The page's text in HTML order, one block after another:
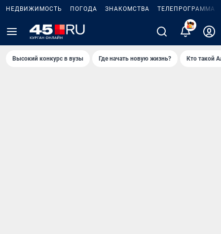
НЕДВИЖИМОСТЬ ПОГОДА ЗНАКОМСТВА ТЕЛЕПРОГРАММА
Высокий конкурс в вузы Где начать новую жизнь? Кто такой